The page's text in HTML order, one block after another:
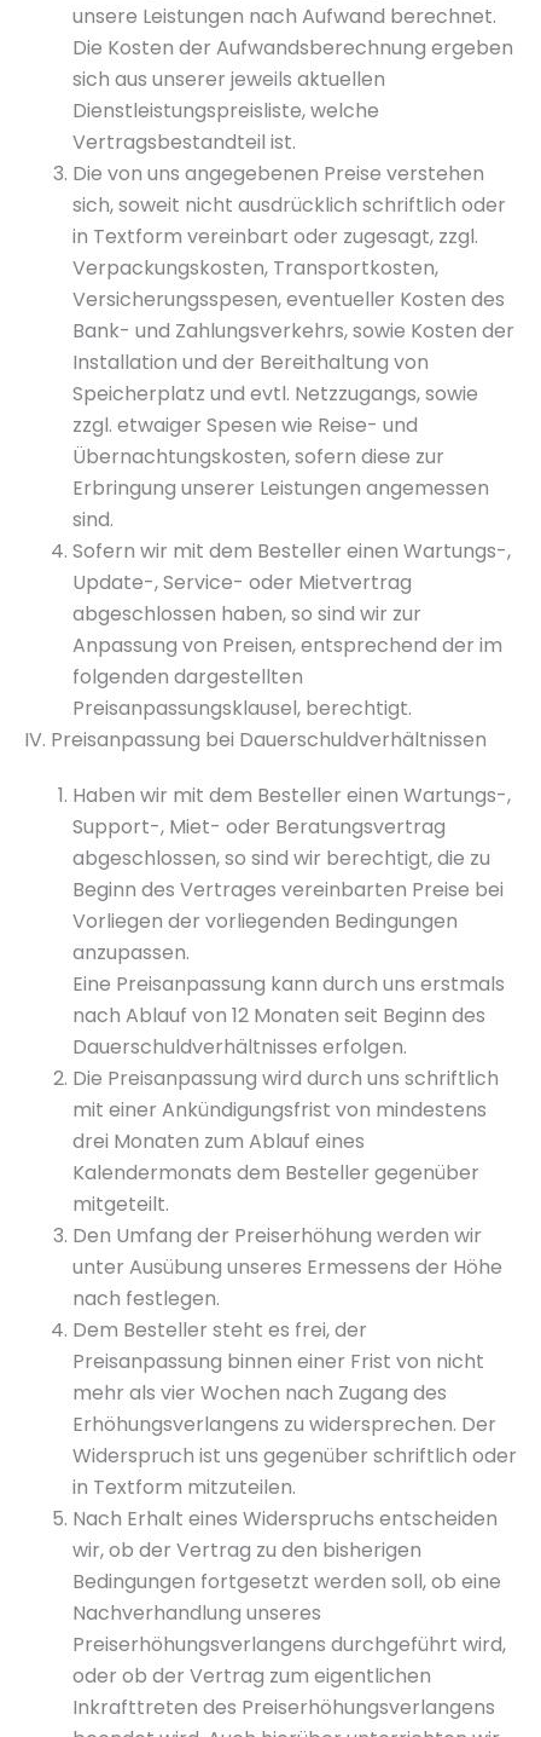
unsere Leistungen nach Aufwand berechnet.
Die Kosten der Aufwandsberechnung ergeben
sich aus unserer jeweils aktuellen
Dienstleistungspreisliste, welche
Vertragsbestandteil ist.
Die von uns angegebenen Preise verstehen
sich, soweit nicht ausdrücklich schriftlich oder
in Textform vereinbart oder zugesagt, zzgl.
Verpackungskosten, Transportkosten,
Versicherungsspesen, eventueller Kosten des
Bank- und Zahlungsverkehrs, sowie Kosten der
Installation und der Bereithaltung von
Speicherplatz und evtl. Netzzugangs, sowie
zzgl. etwaiger Spesen wie Reise- und
Übernachtungskosten, sofern diese zur
Erbringung unserer Leistungen angemessen
sind.
Sofern wir mit dem Besteller einen Wartungs-,
Update-, Service- oder Mietvertrag
abgeschlossen haben, so sind wir zur
Anpassung von Preisen, entsprechend der im
folgenden dargestellten
Preisanpassungsklausel, berechtigt.
IV. Preisanpassung bei Dauerschuldverhältnissen
Haben wir mit dem Besteller einen Wartungs-,
Support-, Miet- oder Beratungsvertrag
abgeschlossen, so sind wir berechtigt, die zu
Beginn des Vertrages vereinbarten Preise bei
Vorliegen der vorliegenden Bedingungen
anzupassen.
Eine Preisanpassung kann durch uns erstmals
nach Ablauf von 12 Monaten seit Beginn des
Dauerschuldverhältnisses erfolgen.
Die Preisanpassung wird durch uns schriftlich
mit einer Ankündigungsfrist von mindestens
drei Monaten zum Ablauf eines
Kalendermonats dem Besteller gegenüber
mitgeteilt.
Den Umfang der Preiserhöhung werden wir
unter Ausübung unseres Ermessens der Höhe
nach festlegen.
Dem Besteller steht es frei, der
Preisanpassung binnen einer Frist von nicht
mehr als vier Wochen nach Zugang des
Erhöhungsverlangens zu widersprechen. Der
Widerspruch ist uns gegenüber schriftlich oder
in Textform mitzuteilen.
Nach Erhalt eines Widerspruchs entscheiden
wir, ob der Vertrag zu den bisherigen
Bedingungen fortgesetzt werden soll, ob eine
Nachverhandlung unseres
Preiserhöhungsverlangens durchgeführt wird,
oder ob der Vertrag zum eigentlichen
Inkrafttreten des Preiserhöhungsverlangens